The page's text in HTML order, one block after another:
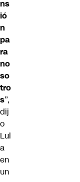
ns
ió
n
pa
ra
no
so
tro
s”,
dij
o
Lul
a
en
un